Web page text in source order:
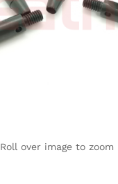
Roll over image to zoom